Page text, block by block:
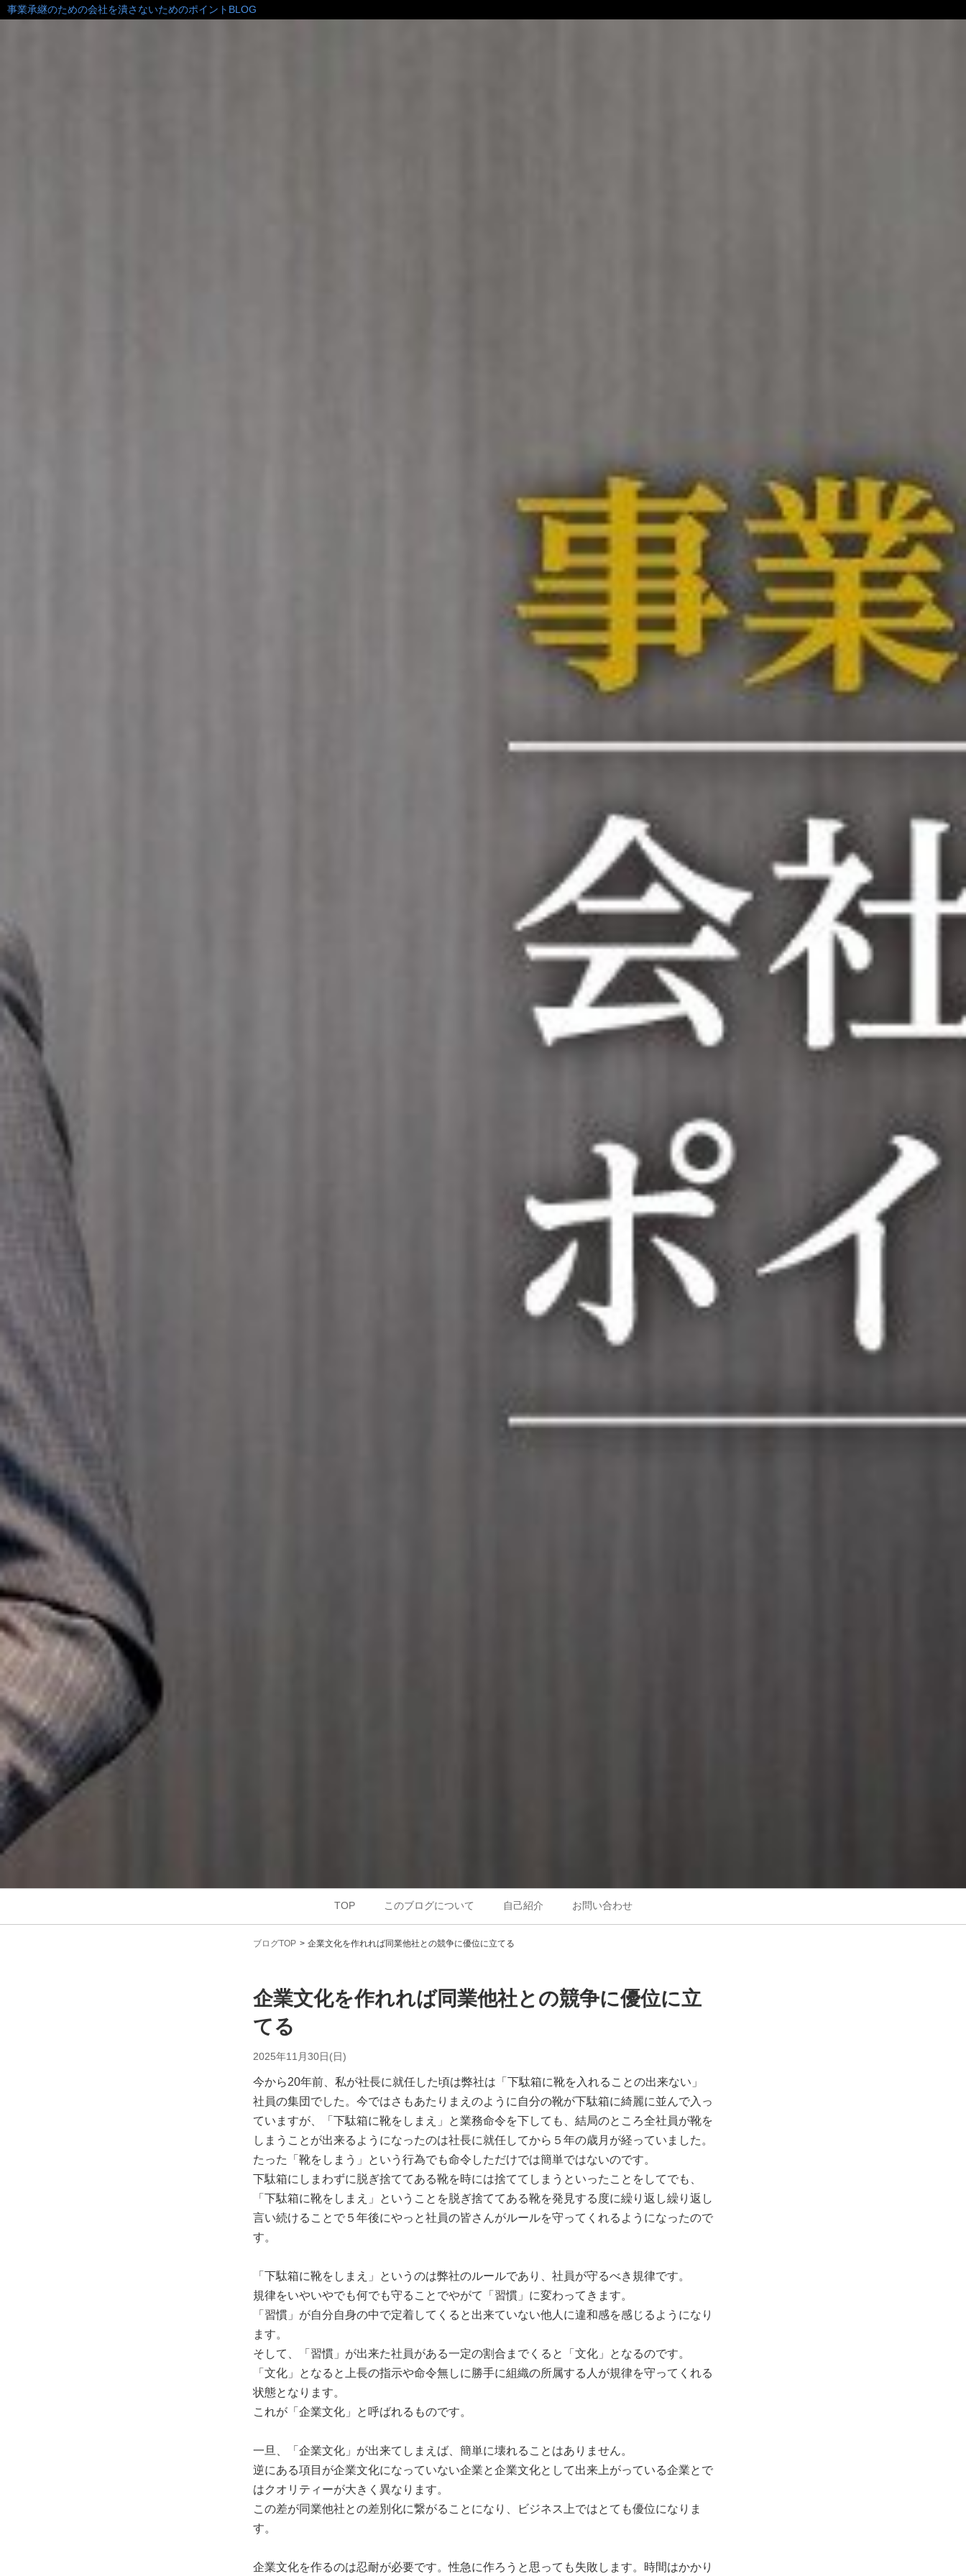
事業承継のための会社を潰さないためのポイントBLOG
TOP このブログについて 自己紹介 お問い合わせ
ブログTOP 企業文化を作れれば同業他社との競争に優位に立てる
企業文化を作れれば同業他社との競争に優位に立
てる
2025年11月30日(日)
今から20年前、私が社長に就任した頃は弊社は「下駄箱に靴を入れることの出来ない」
社員の集団でした。今ではさもあたりまえのように自分の靴が下駄箱に綺麗に並んで入っ
ていますが、「下駄箱に靴をしまえ」と業務命令を下しても、結局のところ全社員が靴を
しまうことが出来るようになったのは社長に就任してから５年の歳月が経っていました。
たった「靴をしまう」という行為でも命令しただけでは簡単ではないのです。
下駄箱にしまわずに脱ぎ捨ててある靴を時には捨ててしまうといったことをしてでも、
「下駄箱に靴をしまえ」ということを脱ぎ捨ててある靴を発見する度に繰り返し繰り返し
言い続けることで５年後にやっと社員の皆さんがルールを守ってくれるようになったので
す。
「下駄箱に靴をしまえ」というのは弊社のルールであり、社員が守るべき規律です。
規律をいやいやでも何でも守ることでやがて「習慣」に変わってきます。
「習慣」が自分自身の中で定着してくると出来ていない他人に違和感を感じるようになり
ます。
そして、「習慣」が出来た社員がある一定の割合までくると「文化」となるのです。
「文化」となると上長の指示や命令無しに勝手に組織の所属する人が規律を守ってくれる
状態となります。
これが「企業文化」と呼ばれるものです。
一旦、「企業文化」が出来てしまえば、簡単に壊れることはありません。
逆にある項目が企業文化になっていない企業と企業文化として出来上がっている企業とで
はクオリティーが大きく異なります。
この差が同業他社との差別化に繋がることになり、ビジネス上ではとても優位になりま
す。
企業文化を作るのは忍耐が必要です。性急に作ろうと思っても失敗します。時間はかかり